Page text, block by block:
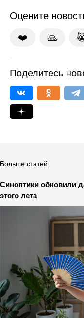
Оцените
❤️ 🙏
Поделитесь
Больше статей:
Синоптики обновили
этого лета